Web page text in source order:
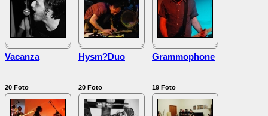
Vacanza
20 Foto
Hysm?Duo
20 Foto
Grammophone
19 Foto